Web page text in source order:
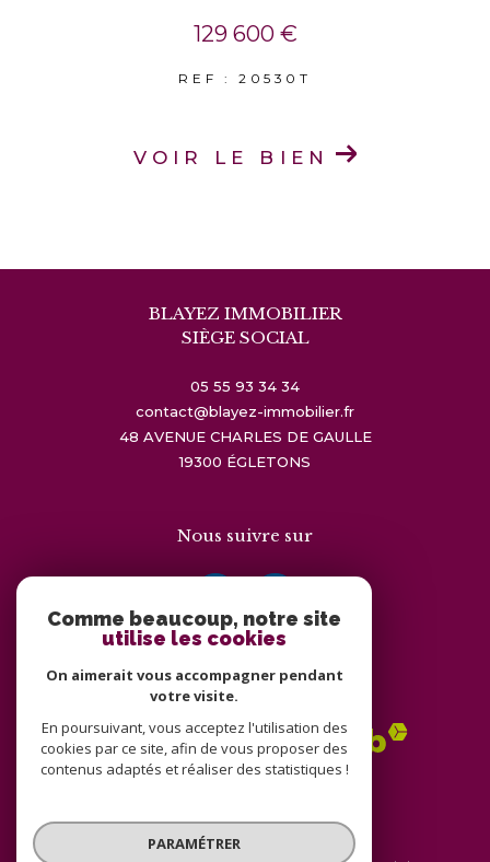
129 600 €
REF : 20530T
VOIR LE BIEN
BLAYEZ IMMOBILIER
SIÈGE SOCIAL
05 55 93 34 34
contact@blayez-immobilier.fr
48 AVENUE CHARLES DE GAULLE
19300
ÉGLETONS
Nous suivre sur
Adhérents
Comme beaucoup, notre site
utilise les cookies
On aimerait vous accompagner pendant
votre visite.
En poursuivant, vous acceptez l'utilisation des
cookies par ce site, afin de vous proposer des
contenus adaptés et réaliser des statistiques !
PARAMÉTRER